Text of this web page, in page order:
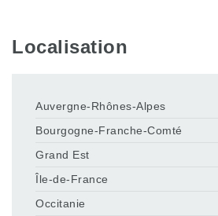
Localisation
Auvergne-Rhônes-Alpes
Bourgogne-Franche-Comté
Grand Est
Île-de-France
Occitanie